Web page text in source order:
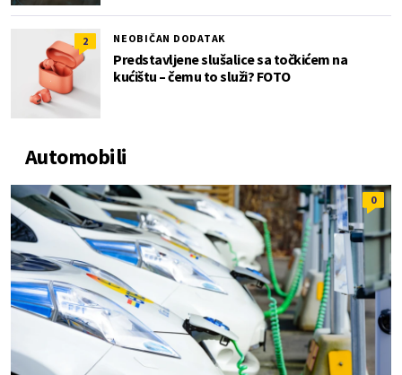
2 NEOBIČAN DODATAK
Predstavljene slušalice sa točkićem na
kućištu – čemu to služi? FOTO
Automobili
0